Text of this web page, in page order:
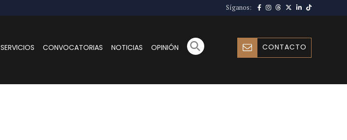
Síganos:
CONTACTO
SERVICIOS CONVOCATORIAS NOTICIAS OPINIÓN